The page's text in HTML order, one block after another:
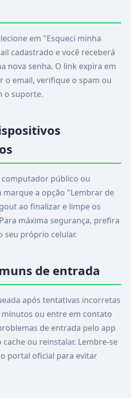
em "Esqueci minha
cadastrado e você receberá
nova senha. O link expira em
o email, verifique o spam ou
o suporte.
público ou
a opção "Lembrar de
ao finalizar e limpe os
máxima segurança, prefira
seu próprio celular.
de entrada
após tentativas incorretas
minutos ou entre em contato
de entrada pelo app
ou reinstalar. Lembre-se
portal oficial para evitar